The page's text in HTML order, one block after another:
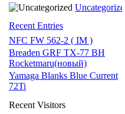
Uncategorized
Recent Entries
NFC FW 562-2 ( IM )
Breaden GRF TX-77 BH
Rocketmaru(новый)
Yamaga Blanks Blue Current
72Ti
Recent Visitors